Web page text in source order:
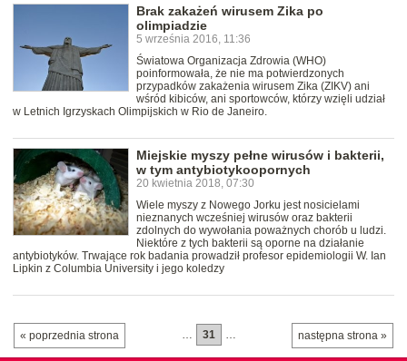
Brak zakażeń wirusem Zika po
olimpiadzie
5 września 2016, 11:36
Światowa Organizacja Zdrowia (WHO)
poinformowała, że nie ma potwierdzonych
przypadków zakażenia wirusem Zika (ZIKV) ani
wśród kibiców, ani sportowców, którzy wzięli udział
w Letnich Igrzyskach Olimpijskich w Rio de Janeiro.
Miejskie myszy pełne wirusów i bakterii,
w tym antybiotykoopornych
20 kwietnia 2018, 07:30
Wiele myszy z Nowego Jorku jest nosicielami
nieznanych wcześniej wirusów oraz bakterii
zdolnych do wywołania poważnych chorób u ludzi.
Niektóre z tych bakterii są oporne na działanie
antybiotyków. Trwające rok badania prowadził profesor epidemiologii W. Ian
Lipkin z Columbia University i jego koledzy
« poprzednia strona następna strona »
… 31 …